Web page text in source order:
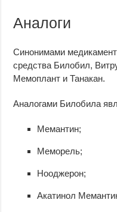
Аналоги
Синонимами
средства Билобил,
Мемоплант и Танакан.
Аналогами Билобила
Мемантин;
Меморель;
Нооджерон;
Акатинол